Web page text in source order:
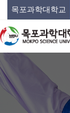
목포과학대학교